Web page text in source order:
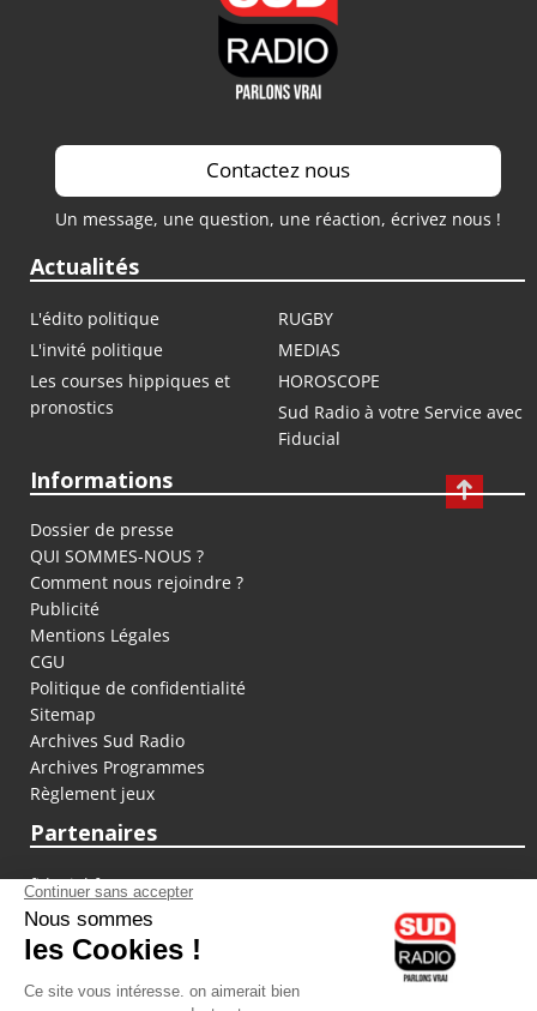
Contactez nous
Un message, une question, une réaction, écrivez nous !
Actualités
L'édito politique
RUGBY
L'invité politique
MEDIAS
Les courses hippiques et
pronostics
HOROSCOPE
Sud Radio à votre Service avec
Fiducial
Informations
Dossier de presse
QUI SOMMES-NOUS ?
Comment nous rejoindre ?
Publicité
Mentions Légales
CGU
Politique de confidentialité
Sitemap
Archives Sud Radio
Archives Programmes
Règlement jeux
Partenaires
fiducial.fr
lyoncapitale.fr
olympique-et-lyonnais.com
L'application Iphone / Android